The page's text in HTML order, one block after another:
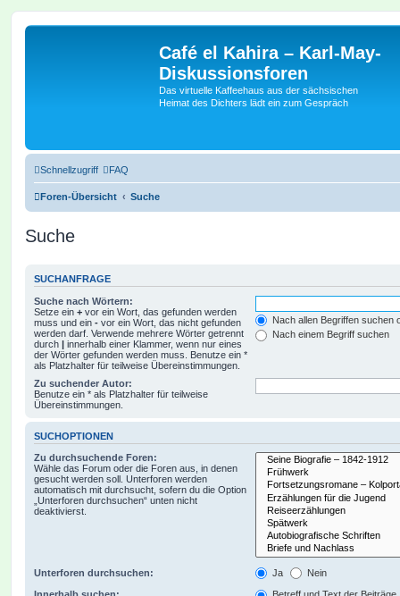
Café el Kahira – Karl-May-
Diskussionsforen
Das virtuelle Kaffeehaus aus der sächsischen
Heimat des Dichters lädt ein zum Gespräch
Schnellzugriff FAQ
Foren-Übersicht Suche
Suche
SUCHANFRAGE
Suche nach Wörtern:
Setze ein + vor ein Wort, das gefunden werden
muss und ein - vor ein Wort, das nicht gefunden
werden darf. Verwende mehrere Wörter getrennt
durch | innerhalb einer Klammer, wenn nur eines
der Wörter gefunden werden muss. Benutze ein *
als Platzhalter für teilweise Übereinstimmungen.
Nach allen Begriffen suchen
Nach einem Begriff suchen
Zu suchender Autor:
Benutze ein * als Platzhalter für teilweise
Übereinstimmungen.
SUCHOPTIONEN
Zu durchsuchende Foren:
Wähle das Forum oder die Foren aus, in denen
gesucht werden soll. Unterforen werden
automatisch mit durchsucht, sofern du die Option
„Unterforen durchsuchen“ unten nicht
deaktivierst.
Unterforen durchsuchen: Ja Nein